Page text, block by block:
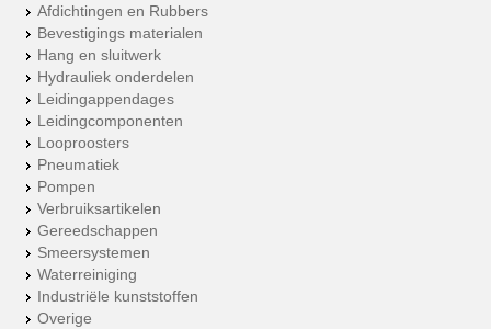
Afdichtingen en Rubbers
Bevestigings materialen
Hang en sluitwerk
Hydrauliek onderdelen
Leidingappendages
Leidingcomponenten
Looproosters
Pneumatiek
Pompen
Verbruiksartikelen
Gereedschappen
Smeersystemen
Waterreiniging
Industriële kunststoffen
Overige